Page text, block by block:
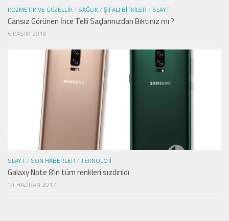
KOZMETIK VE GÜZELLIK/ SAĞLIK/ŞIFALI BITKILER / SLAYT
Cansız Görünen İnce Telli Saçlarınızdan Bıktınız mı ?
6 KASIM 2018
SLAYT/ SON HABERLER /TEKNOLOJI
Galaxy Note 8’in tüm renkleri sızdırıldı
14 HAZIRAN 2017